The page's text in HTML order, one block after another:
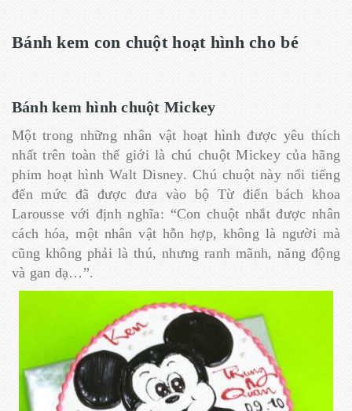
Bánh kem con chuột hoạt hình cho bé
Bánh kem hình chuột Mickey
Một trong những nhân vật hoạt hình được yêu thích
nhất trên toàn thế giới là chú chuột Mickey của hãng
phim hoạt hình Walt Disney. Chú chuột này nổi tiếng
đến mức đã được đưa vào bộ Từ điển bách khoa
Larousse với định nghĩa: “Con chuột nhắt được nhân
cách hóa, một nhân vật hỗn hợp, không là người mà
cũng không phải là thú, nhưng ranh mãnh, năng động
và gan dạ…”.